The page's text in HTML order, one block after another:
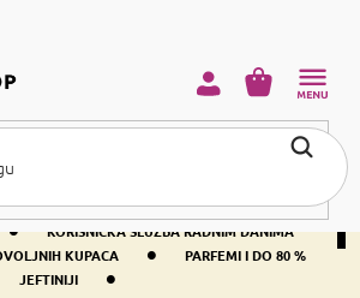
IZNAD PRIBLIŽNO 37 € •
400+ SVJETSKI
• KORISNIČKA SLUŽBA RADNIM DANIMA
KUPACA •
PARFEMI I DO 80 %
JEFTINIJI
•
KOŠARICA